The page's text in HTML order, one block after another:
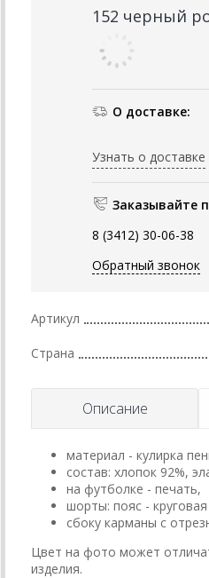
152 черный
О доставке:
Узнать о доставке
Заказывайте
8 (3412) 30-06-38
Обратный звонок
Артикул
Страна
Описание
материал - кулирка
состав: хлопок 92%,
на футболке - печать,
шорты: пояс - круговая
сбоку карманы с
Цвет на фото может
изделия.